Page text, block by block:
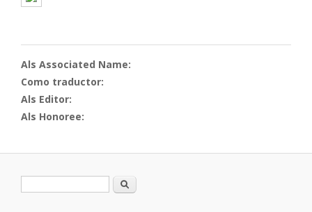
Als Associated Name:
Como traductor:
Als Editor:
Als Honoree:
Formulario de búsqueda
Buscar